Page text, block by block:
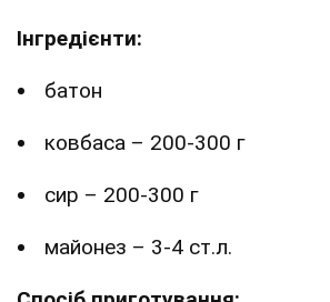
Інгредієнти:
батон
ковбаса – 200-300 г
сир – 200-300 г
майонез – 3-4 ст.л.